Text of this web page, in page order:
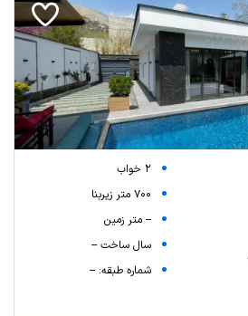
2 خواب
700 متر زیربنا
-- متر زمین
سال ساخت --
شماره طبقه: --